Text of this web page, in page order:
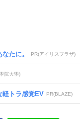
たに。 PR(アイリスプラザ)
院大學)
軽トラ感覚EV PR(BLAZE)